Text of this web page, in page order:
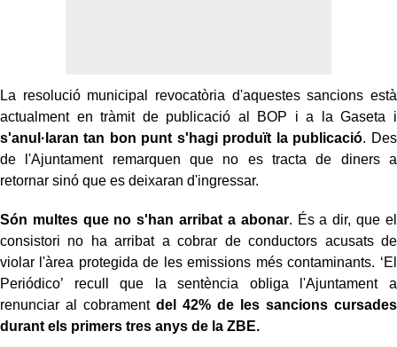
La resolució municipal revocatòria d'aquestes sancions està
actualment en tràmit de publicació al BOP i a la Gaseta i
s'anul·laran tan bon punt s'hagi produït la publicació. Des
de l'Ajuntament remarquen que no es tracta de diners a
retornar sinó que es deixaran d'ingressar.
Són multes que no s'han arribat a abonar. És a dir, que el
consistori no ha arribat a cobrar de conductors acusats de
violar l'àrea protegida de les emissions més contaminants. ‘El
Periódico’ recull que la sentència obliga l'Ajuntament a
renunciar al cobrament del 42% de les sancions cursades
durant els primers tres anys de la ZBE.